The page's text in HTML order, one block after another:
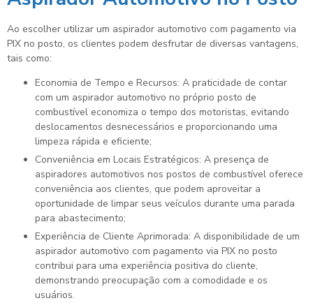
Ao escolher utilizar um aspirador automotivo com pagamento via
PIX no posto, os clientes podem desfrutar de diversas vantagens,
tais como:
Economia de Tempo e Recursos: A praticidade de contar
com um aspirador automotivo no próprio posto de
combustível economiza o tempo dos motoristas, evitando
deslocamentos desnecessários e proporcionando uma
limpeza rápida e eficiente;
Conveniência em Locais Estratégicos: A presença de
aspiradores automotivos nos postos de combustível oferece
conveniência aos clientes, que podem aproveitar a
oportunidade de limpar seus veículos durante uma parada
para abastecimento;
Experiência de Cliente Aprimorada: A disponibilidade de um
aspirador automotivo com pagamento via PIX no posto
contribui para uma experiência positiva do cliente,
demonstrando preocupação com a comodidade e os
usuários.